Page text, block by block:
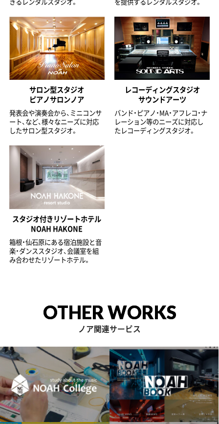
サロン型スタジオ
ピアノサロンノア
発表会や演奏会から、ミニコンサ
ート、など、様々なニーズに対応
したサロン型スタジオ。
レコーディングスタジオ
サウンドアーツ
バンド・ピアノ・MA・アフレコ・ナ
レーション等のニーズに対応し
たレコーディングスタジオ。
スタジオ付きリゾートホテル
NOAH HAKONE
箱根・仙石原にある宿泊施設と音
楽・ダンススタジオ、会議室を組
み合わせたリゾートホテル。
OTHER WORKS
ノア関連サービス